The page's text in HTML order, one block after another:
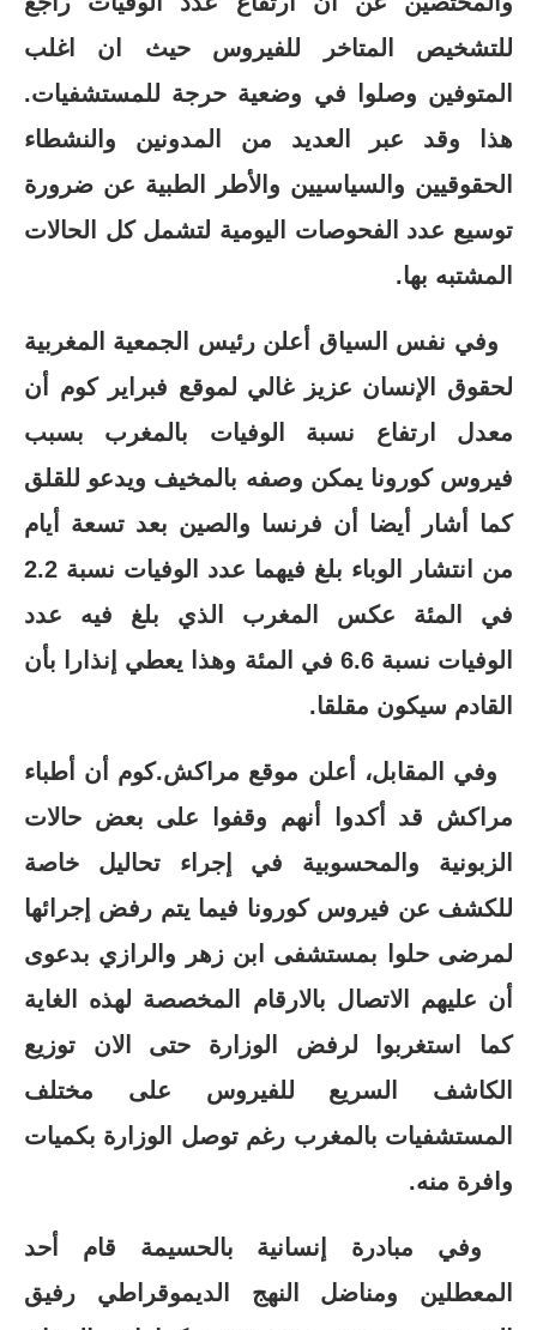
للتشخيص المتاخر للفيروس حيث ان اغلب
المتوفين وصلوا في وضعية حرجة للمستشفيات.
هذا وقد عبر العديد من المدونين والنشطاء
الحقوقيين والسياسيين والأطر الطبية عن ضرورة
توسيع عدد الفحوصات اليومية لتشمل كل الحالات
المشتبه بها.
وفي نفس السياق أعلن رئيس الجمعية المغربية
لحقوق الإنسان عزيز غالي لموقع فبراير كوم أن
معدل ارتفاع نسبة الوفيات بالمغرب بسبب
فيروس كورونا يمكن وصفه بالمخيف ويدعو للقلق
كما أشار أيضا أن فرنسا والصين بعد تسعة أيام
من انتشار الوباء بلغ فيهما عدد الوفيات نسبة 2.2
في المئة عكس المغرب الذي بلغ فيه عدد
الوفيات نسبة 6.6 في المئة وهذا يعطي إنذارا بأن
القادم سيكون مقلقا.
وفي المقابل، أعلن موقع مراكش.كوم أن أطباء
مراكش قد أكدوا أنهم وقفوا على بعض حالات
الزبونية والمحسوبية في إجراء تحاليل خاصة
للكشف عن فيروس كورونا فيما يتم رفض إجرائها
لمرضى حلوا بمستشفى ابن زهر والرازي بدعوى
أن عليهم الاتصال بالارقام المخصصة لهذه الغاية
كما استغربوا لرفض الوزارة حتى الان توزيع
الكاشف السريع للفيروس على مختلف
المستشفيات بالمغرب رغم توصل الوزارة بكميات
وافرة منه.
وفي مبادرة إنسانية بالحسيمة قام أحد
المعطلين ومناضل النهج الديموقراطي رفيق